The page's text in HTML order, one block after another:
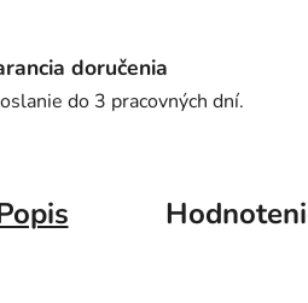
doručenia
do 3 pracovných dní.